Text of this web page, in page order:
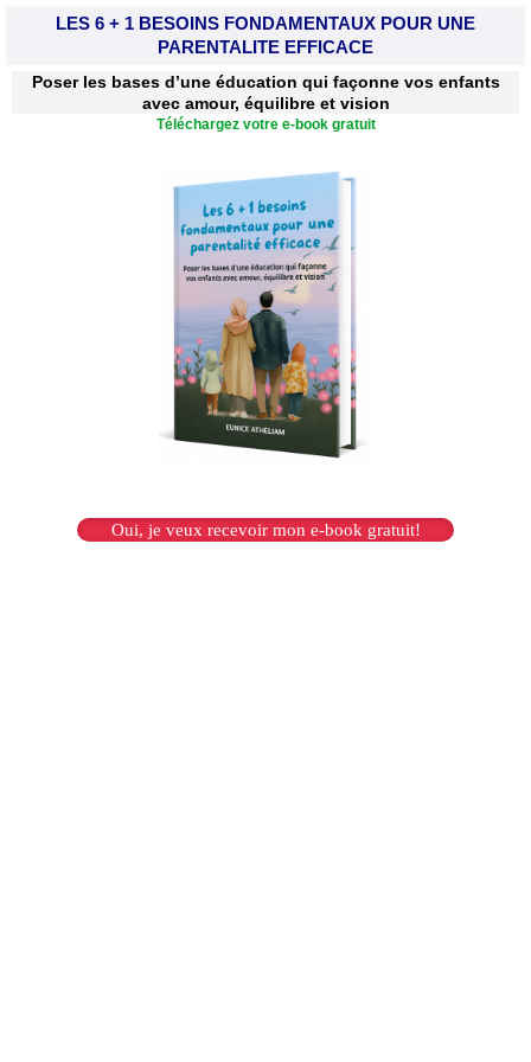
LES 6 + 1 BESOINS FONDAMENTAUX POUR UNE
PARENTALITE EFFICACE
Poser les bases d’une éducation qui façonne vos enfants
avec amour, équilibre et vision
Téléchargez votre e-book gratuit
Oui, je veux recevoir mon e-book gratuit!